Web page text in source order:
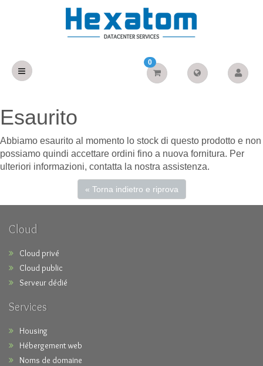
0
Esaurito
Abbiamo esaurito al momento lo stock di questo prodotto e non
possiamo quindi accettare ordini fino a nuova fornitura. Per
ulteriori informazioni, contatta la nostra assistenza.
« Torna indietro e riprova
Cloud
Cloud privé
Cloud public
Serveur dédié
Services
Housing
Hébergement web
Noms de domaine